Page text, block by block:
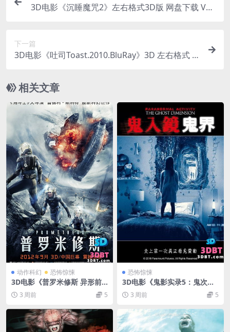
3D电影《沉睡魔咒2》左右格式3D版 网盘下载 VR3
下一篇
3D电影《吐司Toast.2010.BluRay》3D 左右格式 治
相关文章
动作科幻 恐怖惊悚
3D电影《普罗米修斯 异形前
传》下载 左右格式 3D版 高清
蓝光原盘 网盘 下载
3 周前 5
恐怖惊悚
3D电影《鬼影实录5：鬼次元3
D》左右分屏格式 高清恐怖3D
电影下载
3 周前 5